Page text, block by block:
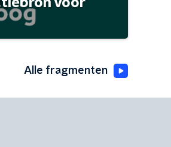
voor
Alle fragmenten